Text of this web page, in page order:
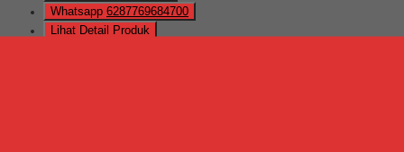
Whatsapp 6287769684700
Lihat Detail Produk